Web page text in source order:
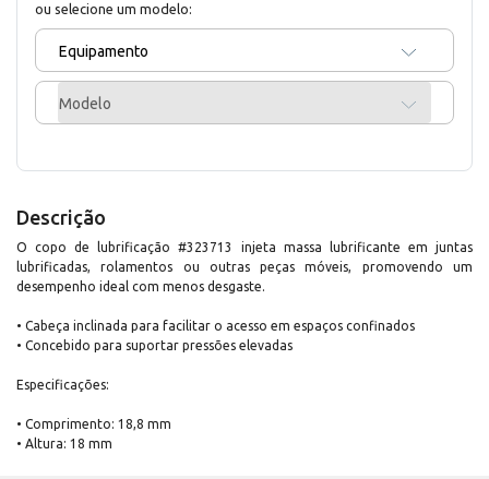
ou selecione um modelo:
Equipamento
Modelo
Descrição
O copo de lubrificação #323713 injeta massa lubrificante em juntas
lubrificadas, rolamentos ou outras peças móveis, promovendo um
desempenho ideal com menos desgaste.
• Cabeça inclinada para facilitar o acesso em espaços confinados
• Concebido para suportar pressões elevadas
Especificações:
• Comprimento: 18,8 mm
• Altura: 18 mm